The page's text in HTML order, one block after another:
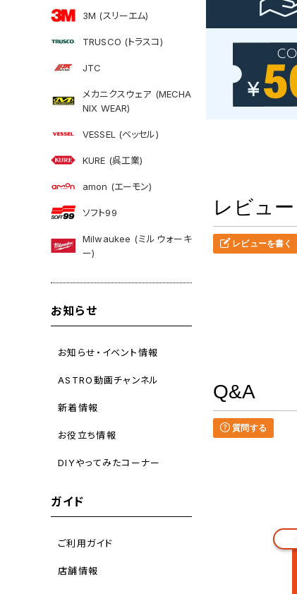
3M (スリーエム)
TRUSCO (トラスコ)
JTC
メカニクスウェア (MECHA
NIX WEAR)
VESSEL (ベッセル)
KURE (呉工業)
amon (エーモン)
ソフト99
Milwaukee (ミルウォーキ
ー)
お知らせ
お知らせ・イベント情報
ASTRO動画チャンネル
新着情報
お役立ち情報
DIYやってみたコーナー
ガイド
ご利用ガイド
店舗情報
レビュー
レビューを書く
Q&A
質問する